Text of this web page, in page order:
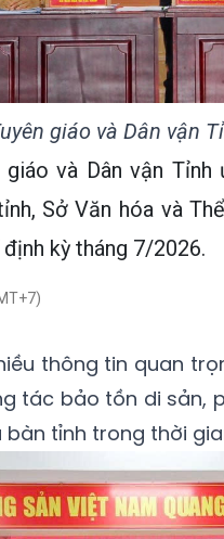
giáo và Dân vận
giáo và Dân vận
Sở Văn hóa và
kỳ tháng 7/2026.
thông tin quan
tác bảo tồn di sản,
tỉnh trong thời